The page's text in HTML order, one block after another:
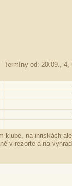
Termíny od: 20.09., 4,
na ihriskách
v rezorte a na